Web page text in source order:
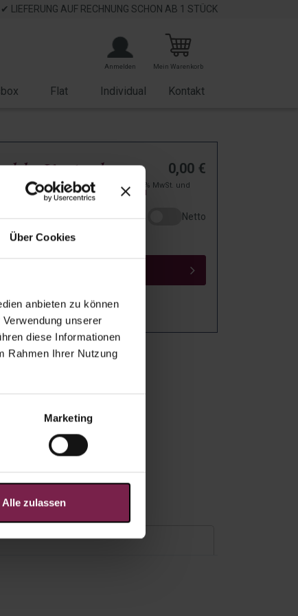
Über Cookies
anbieten zu können
unserer
diese Informationen
Rahmen Ihrer Nutzung
Marketing
Alle zulassen
✔ LIEFERUNG AUF RECHNUNG SCHON AB 1 STÜCK
Anmelden Mein Warenkorb
Flat Individual Kontakt
Keytool
0,00€
zzgl. 19% MwSt. und
Versand
Netto
wishlist